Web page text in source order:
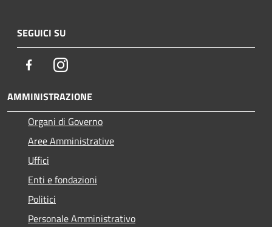
SEGUICI SU
FacebookInstagram
AMMINISTRAZIONE
Organi di Governo
Aree Amministrative
Uffici
Enti e fondazioni
Politici
Personale Amministrativo